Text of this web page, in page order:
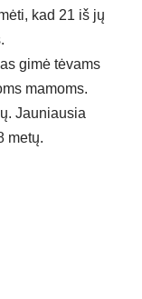
kad 21 iš jų
gimė tėvams
mamoms.
Jauniausia
metų.